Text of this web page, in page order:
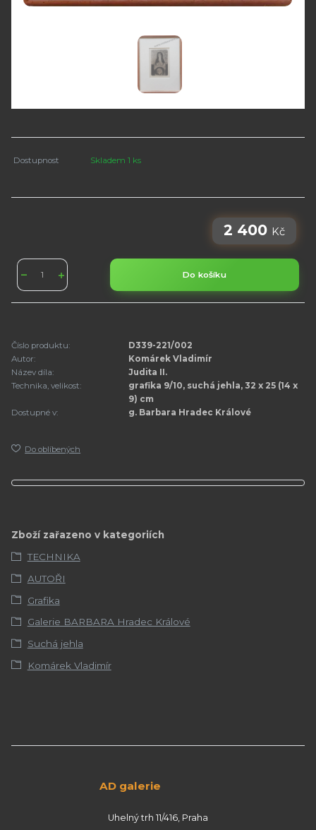
Dostupnost Skladem 1 ks
2 400 Kč
Do košíku
Číslo produktu:
D339-221/002
Autor:
Komárek Vladimír
Název díla:
Judita II.
Technika, velikost:
grafika 9/10, suchá jehla, 32 x 25 (14 x
9) cm
Dostupné v:
g. Barbara Hradec Králové
Do oblíbených
Zboží zařazeno v kategoriích
TECHNIKA
AUTOŘI
Grafika
Galerie BARBARA Hradec Králové
Suchá jehla
Komárek Vladimír
AD galerie
Uhelný trh 11/416, Praha